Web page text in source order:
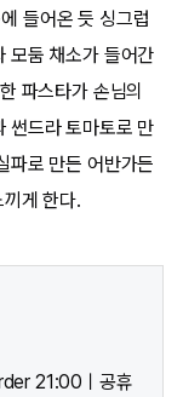
들어온 듯 싱그럽
모둠 채소가 들어간
파스타가 손님의
썬드라 토마토로 만
파로 만든 어반가든
게 한다.
21:00ㅣ공휴